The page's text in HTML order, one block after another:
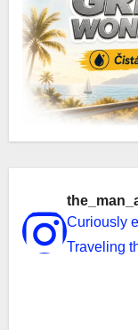
Curiously
Traveling